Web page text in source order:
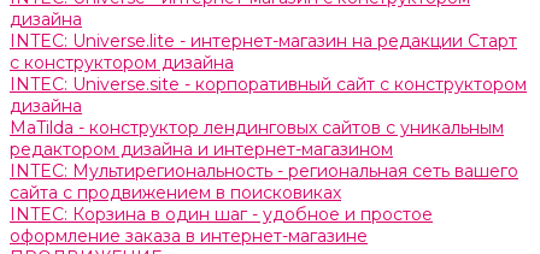
дизайна
INTEC: Universe.lite - интернет-магазин на редакции Старт
с конструктором дизайна
INTEC: Universe.site - корпоративный сайт с конструктором
дизайна
MaTilda - конструктор лендинговых сайтов с уникальным
редактором дизайна и интернет-магазином
INTEC: Мультирегиональность - региональная сеть вашего
сайта с продвижением в поисковиках
INTEC: Корзина в один шаг - удобное и простое
оформление заказа в интернет-магазине